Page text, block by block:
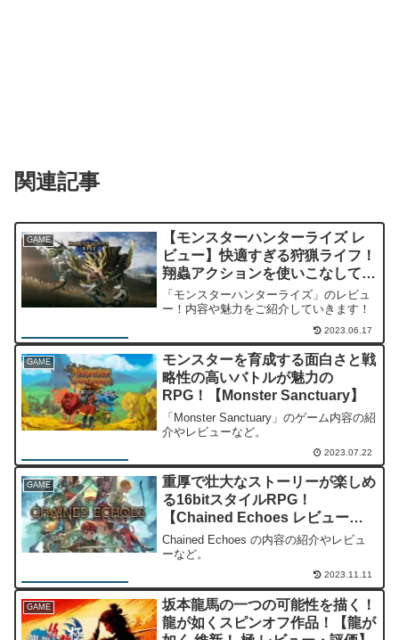
関連記事
GAME
【モンスターハンターライズ レ
ビュー】快適すぎる狩猟ライフ！
翔蟲アクションを使いこなして駆
け回れ！
「モンスターハンターライズ」のレビュ
ー！内容や魅力をご紹介していきます！
2023.06.17
GAME
モンスターを育成する面白さと戦
略性の高いバトルが魅力の
RPG！【Monster Sanctuary】
「Monster Sanctuary」のゲーム内容の紹
介やレビューなど。
2023.07.22
GAME
重厚で壮大なストーリーが楽しめ
る16bitスタイルRPG！
【Chained Echoes レビュー・
評価】
Chained Echoes の内容の紹介やレビュ
ーなど。
2023.11.11
GAME
坂本龍馬の一つの可能性を描く！
龍が如くスピンオフ作品！【龍が